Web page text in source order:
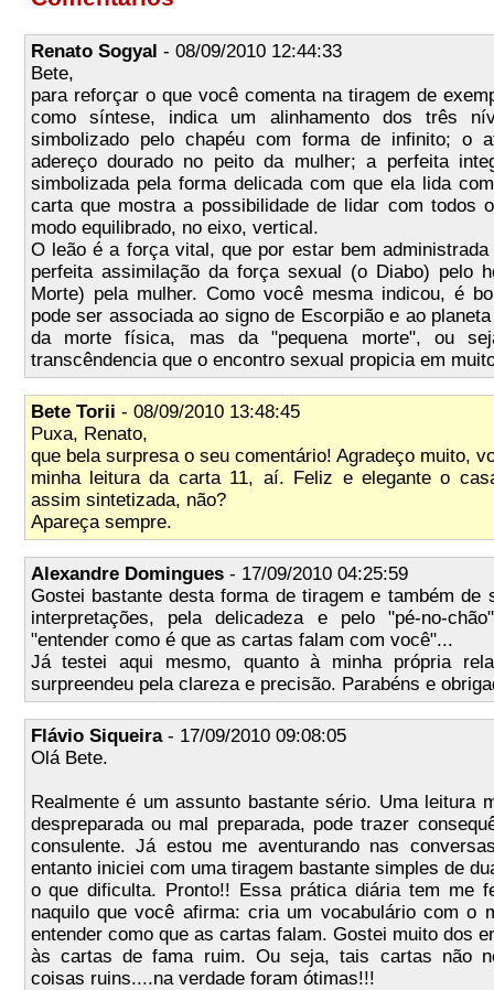
Renato Sogyal - 08/09/2010 12:44:33
Bete,
para reforçar o que você comenta na tiragem de
como síntese, indica um alinhamento dos três
simbolizado pelo chapéu com forma de infinito; o
adereço dourado no peito da mulher; a perfeita
simbolizada pela forma delicada com que ela lida
carta que mostra a possibilidade de lidar com todos
modo equilibrado, no eixo, vertical.
O leão é a força vital, que por estar bem
perfeita assimilação da força sexual (o Diabo) pelo
Morte) pela mulher. Como você mesma indicou, é
pode ser associada ao signo de Escorpião e ao
da morte física, mas da "pequena morte", ou
transcêndencia que o encontro sexual propicia em
Bete Torii - 08/09/2010 13:48:45
Puxa, Renato,
que bela surpresa o seu comentário! Agradeço muito,
minha leitura da carta 11, aí. Feliz e elegante o
assim sintetizada, não?
Apareça sempre.
Alexandre Domingues- 17/09/2010 04:25:59
Gostei bastante desta forma de tiragem e também de
interpretações, pela delicadeza e pelo "pé-no-
"entender como é que as cartas falam com você"...
Já testei aqui mesmo, quanto à minha própria
surpreendeu pela clareza e precisão. Parabéns e
Flávio Siqueira- 17/09/2010 09:08:05
Olá Bete.
Realmente é um assunto bastante sério. Uma leitura
despreparada ou mal preparada, pode trazer
consulente. Já estou me aventurando nas
entanto iniciei com uma tiragem bastante simples de
o que dificulta. Pronto!! Essa prática diária tem me
naquilo que você afirma: cria um vocabulário com o
entender como que as cartas falam. Gostei muito dos
às cartas de fama ruim. Ou seja, tais cartas não
coisas ruins....na verdade foram ótimas!!!